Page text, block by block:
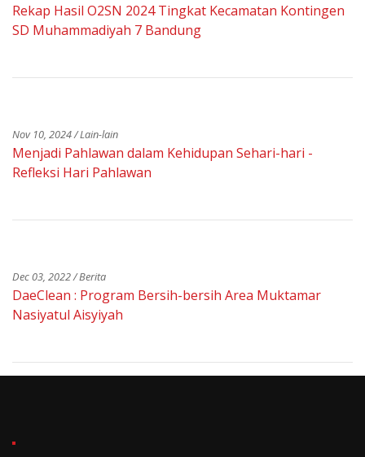
Rekap Hasil O2SN 2024 Tingkat Kecamatan Kontingen
SD Muhammadiyah 7 Bandung
Nov 10, 2024 / Lain-lain
Menjadi Pahlawan dalam Kehidupan Sehari-hari -
Refleksi Hari Pahlawan
Dec 03, 2022 / Berita
DaeClean : Program Bersih-bersih Area Muktamar
Nasiyatul Aisyiyah